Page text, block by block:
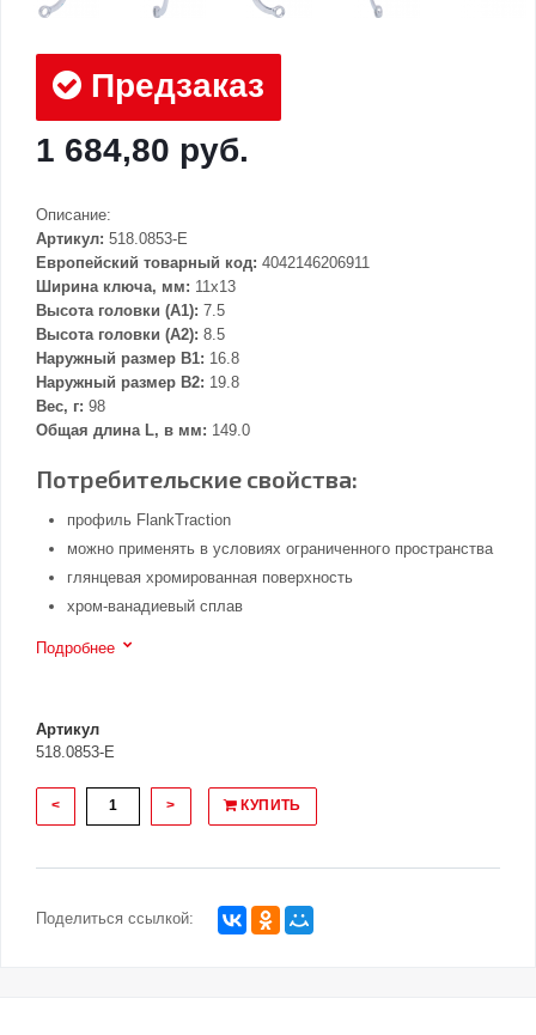
Предзаказ
1 684,80 руб.
Описание:
Артикул: 518.0853-E
Европейский товарный код: 4042146206911
Ширина ключа, мм: 11x13
Высота головки (А1): 7.5
Высота головки (А2): 8.5
Наружный размер В1: 16.8
Наружный размер В2: 19.8
Вес, г: 98
Общая длина L, в мм: 149.0
Потребительские свойства:
профиль FlankTraction
можно применять в условиях ограниченного пространства
глянцевая хромированная поверхность
хром-ванадиевый сплав
Подробнее
Артикул
518.0853-E
< > КУПИТЬ
Поделиться ссылкой: